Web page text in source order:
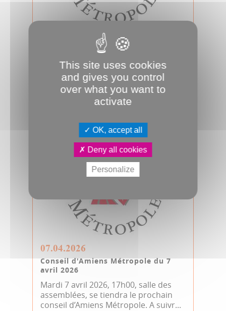
Conseil d'Amiens Métropole du 23
Jeudi 23 avril 2026, 18h00, salle des
assemblées, se tiendra le prochain
conseil d’Amiens Métropole. A suiv...
07.04.2026
Conseil d'Amiens Métropole du 7
avril 2026
Mardi 7 avril 2026, 17h00, salle des
assemblées, se tiendra le prochain
conseil d’Amiens Métropole. A suivr...
This site uses cookies
and gives you control
over what you want to
activate
OK, accept all
Deny all cookies
Personalize